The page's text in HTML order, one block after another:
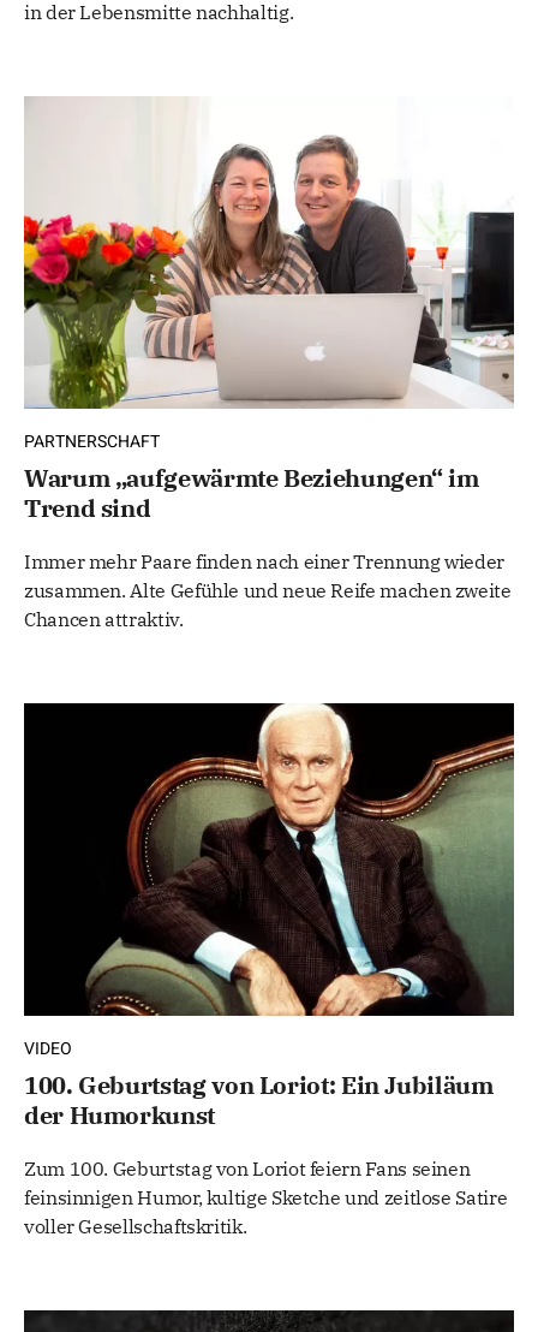
in der Lebensmitte nachhaltig.
PARTNERSCHAFT
Warum „aufgewärmte Beziehungen“ im
Trend sind
Immer mehr Paare finden nach einer Trennung wieder
zusammen. Alte Gefühle und neue Reife machen zweite
Chancen attraktiv.
VIDEO
100. Geburtstag von Loriot: Ein Jubiläum
der Humorkunst
Zum 100. Geburtstag von Loriot feiern Fans seinen
feinsinnigen Humor, kultige Sketche und zeitlose Satire
voller Gesellschaftskritik.